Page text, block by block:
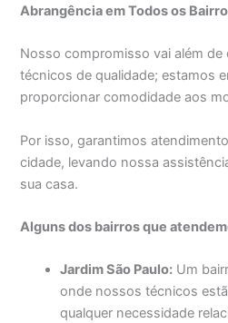
Abrangência em Todos os
Nosso compromisso vai além de
técnicos de qualidade; estamos
proporcionar comodidade aos
Por isso, garantimos
cidade, levando nossa
sua casa.
Alguns dos bairros que
Jardim São Paulo: Um
onde nossos técnicos
qualquer necessidade